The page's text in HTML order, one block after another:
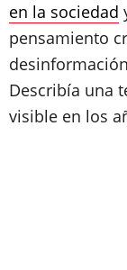
en la sociedad
pensamiento
Describía una
visible en los